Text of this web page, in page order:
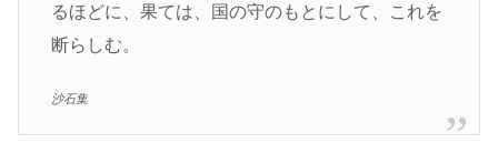
るほどに、果ては、国の守のもとにして、これを
断らしむ。
沙石集